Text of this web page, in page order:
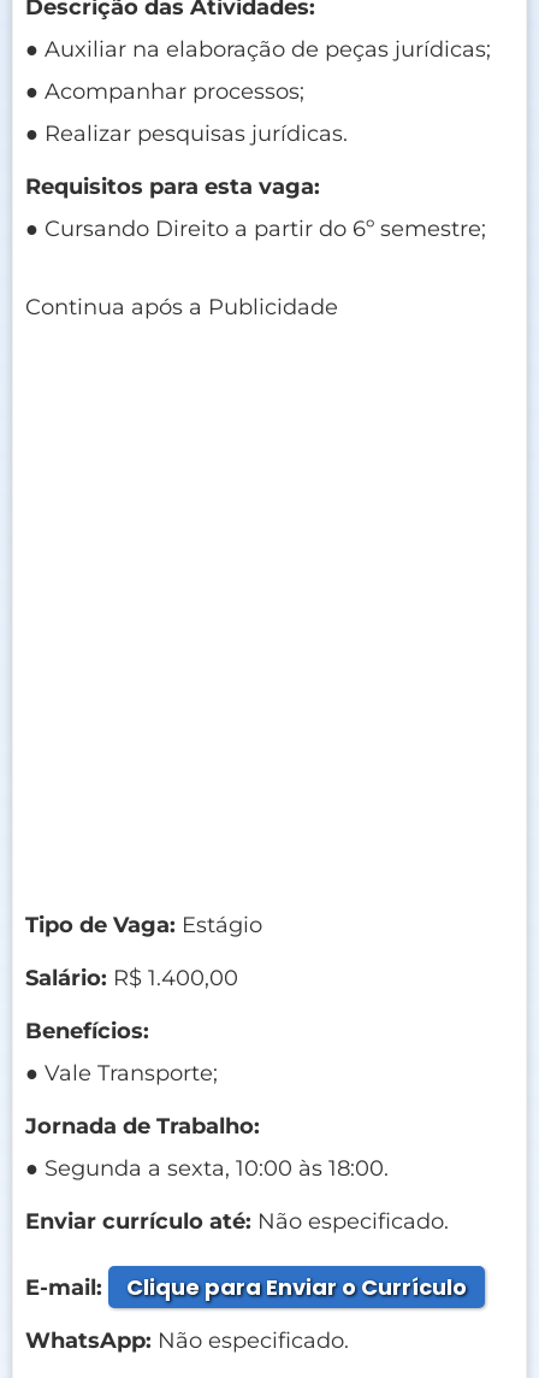
Descrição das Atividades:
● Auxiliar na elaboração de peças jurídicas;
● Acompanhar processos;
● Realizar pesquisas jurídicas.
Requisitos para esta vaga:
● Cursando Direito a partir do 6º semestre;
Continua após a Publicidade
Tipo de Vaga: Estágio
Salário: R$ 1.400,00
Benefícios:
● Vale Transporte;
Jornada de Trabalho:
● Segunda a sexta, 10:00 às 18:00.
Enviar currículo até: Não especificado.
E-mail: Clique para Enviar o Currículo
WhatsApp: Não especificado.